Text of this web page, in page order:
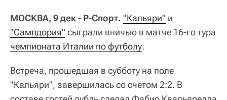
МОСКВА, 9 дек - Р-Спорт. "Кальяри" и
"Сампдория" сыграли вничью в матче 16-го тура
чемпионата Италии по футболу.
Встреча, прошедшая в субботу на поле
"Кальяри", завершилась со счетом 2:2. В